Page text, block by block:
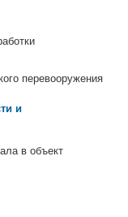
перевооружения
и
в объект